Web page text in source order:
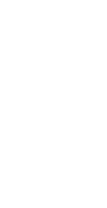
linha no cancro da
em doentes não
psicólogo e
do ouvido com